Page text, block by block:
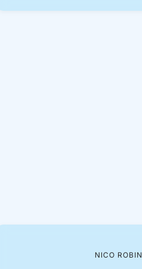
NICO ROBIN